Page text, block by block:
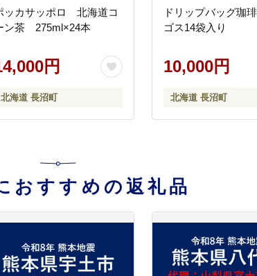
ッカサッポロ 北海道コ
ン茶 275ml×24本
円
北海道 長沼町
ドリップバッグ珈
ゴス14袋入り
10,000円
北海道 長沼町
おすすめの返礼品